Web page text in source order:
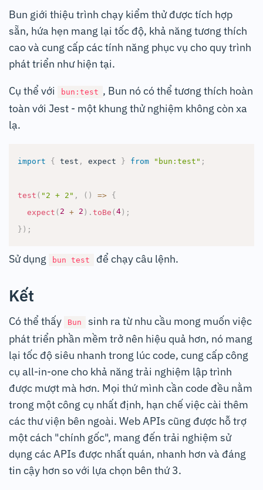
Bun giới thiệu trình chạy kiểm thử được tích hợp
sẵn, hứa hẹn mang lại tốc độ, khả năng tương thích
cao và cung cấp các tính năng phục vụ cho quy trình
phát triển như hiện tại.
Cụ thể với
bun:test , Bun nó có thể tương thích hoàn
toàn với Jest - một khung thử nghiệm không còn xa
lạ.
import { test , expect } from "bun:test" ;
test ( "2 + 2" , ( ) =>
{
expect ( 2 + 2 ) . toBe ( 4) ;
} ) ;
Sử dụng bun test để chạy câu lệnh.
Kết
Có thể thấy Bun
sinh ra từ nhu cầu mong muốn việc
phát triển phần mềm trở nên hiệu quả hơn, nó mang
lại tốc độ siêu nhanh trong lúc code, cung cấp công
cụ all-in-one cho khả năng trải nghiệm lập trình
được mượt mà hơn. Mọi thứ mình cần code đều nằm
trong một công cụ nhất định, hạn chế việc cài thêm
các thư viện bên ngoài. Web APIs cũng được hỗ trợ
một cách "chính gốc", mang đến trải nghiệm sử
dụng các APIs được nhất quán, nhanh hơn và đáng
tin cậy hơn so với lựa chọn bên thứ 3.